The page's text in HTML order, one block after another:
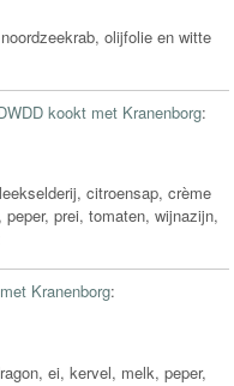
olijfolie en witte
kookt met Kranenborg:
citroensap, crème
prei, tomaten, wijnazijn,
Kranenborg:
ei, kervel, melk, peper,